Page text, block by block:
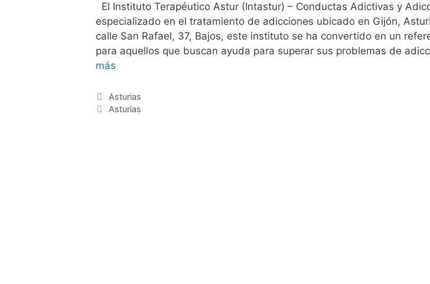
El Instituto Terapéutico Astur (Intastur) – Conductas Adictivas y
especializado en el tratamiento de adicciones ubicado en Gijón,
calle San Rafael, 37, Bajos, este instituto se ha convertido en un
para aquellos que buscan ayuda para superar sus problemas de
más
Categorías
Asturias
Etiquetas
Asturias